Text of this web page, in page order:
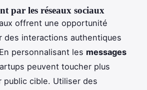
par les réseaux sociaux
offrent une opportunité
des interactions authentiques
personnalisant les messages
peuvent toucher plus
public cible. Utiliser des